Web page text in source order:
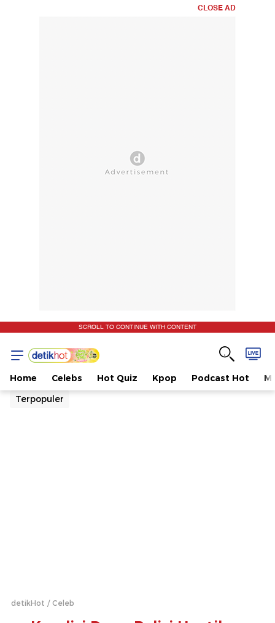
CLOSE AD
SCROLL TO CONTINUE WITH CONTENT
Home Celebs Hot Quiz Kpop Podcast Hot
Terpopuler
detikHot Celeb